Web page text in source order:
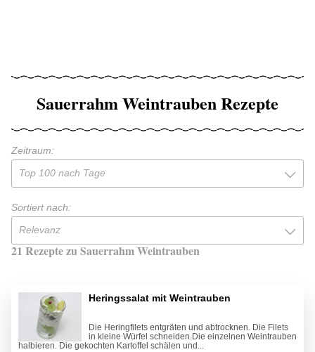
Sauerrahm Weintrauben Rezepte
Zeitraum:
Top 100 nach Tage
Sortiert nach:
Relevanz
21 Rezepte zu Sauerrahm Weintrauben
Heringssalat mit Weintrauben
Die Heringfilets entgräten und abtrocknen. Die Filets
in kleine Würfel schneiden.Die einzelnen Weintrauben
halbieren. Die gekochten Kartoffel schälen und...